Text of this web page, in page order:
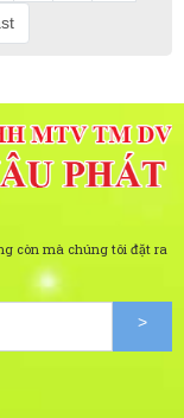
còn mà chúng tôi đặt ra